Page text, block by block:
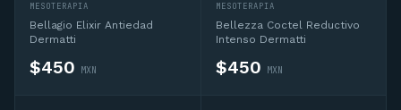
MESOTERAPIA
Bellagio Elixir Antiedad
Dermatti
$450 MXN
MESOTERAPIA
Bellezza Coctel Reductivo
Intenso Dermatti
$450 MXN